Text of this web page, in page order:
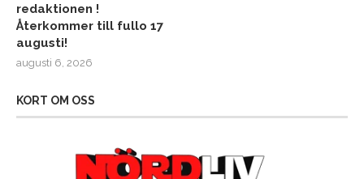
redaktionen !
Återkommer till fullo 17
augusti!
augusti 6, 2026
KORT OM OSS